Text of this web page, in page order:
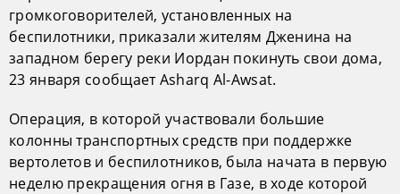
громкоговорителей, установленных на
беспилотники, приказали жителям Дженина на
западном берегу реки Иордан покинуть свои дома,
23 января сообщает Asharq Al-Awsat.
Операция, в которой участвовали большие
колонны транспортных средств при поддержке
вертолетов и беспилотников, была начата в первую
неделю прекращения огня в Газе, в ходе которой